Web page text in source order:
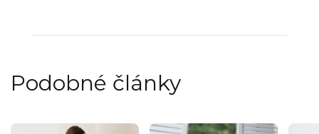
Podobné články